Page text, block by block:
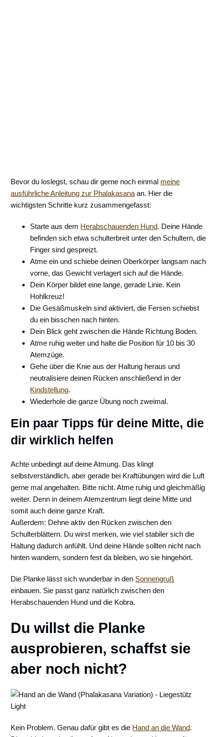
Bevor du loslegst, schau dir gerne noch einmal meine
ausführliche Anleitung zur Phalakasana an. Hier die
wichtigsten Schritte kurz zusammengefasst:
Starte aus dem Herabschauenden Hund. Deine Hände
befinden sich etwa schulterbreit unter den Schultern, die
Finger sind gespreizt.
Atme ein und schiebe deinen Oberkörper langsam nach
vorne, das Gewicht verlagert sich auf die Hände.
Dein Körper bildet eine lange, gerade Linie. Kein
Hohlkreuz!
Die Gesäßmuskeln sind aktiviert, die Fersen schiebst
du ein bisschen nach hinten.
Dein Blick geht zwischen die Hände Richtung Boden.
Atme ruhig weiter und halte die Position für 10 bis 30
Atemzüge.
Gehe über die Knie aus der Haltung heraus und
neutralisiere deinen Rücken anschließend in der
Kindstellung.
Wiederhole die ganze Übung noch zweimal.
Ein paar Tipps für deine Mitte, die
dir wirklich helfen
Achte unbedingt auf deine Atmung. Das klingt
selbstverständlich, aber gerade bei Kraftübungen wird die Luft
gerne mal angehalten. Bitte nicht. Atme ruhig und gleichmäßig
weiter. Denn in deinem Atemzentrum liegt deine Mitte und
somit auch deine ganze Kraft.
Außerdem: Dehne aktiv den Rücken zwischen den
Schulterblättern. Du wirst merken, wie viel stabiler sich die
Haltung dadurch anfühlt. Und deine Hände sollten nicht nach
hinten wandern, sondern fest da bleiben, wo sie hingehört.
Die Planke lässt sich wunderbar in den Sonnengruß
einbauen. Sie passt ganz natürlich zwischen den
Herabschauenden Hund und die Kobra.
Du willst die Planke
ausprobieren, schaffst sie
aber noch nicht?
Kein Problem. Genau dafür gibt es die Hand an die Wand.